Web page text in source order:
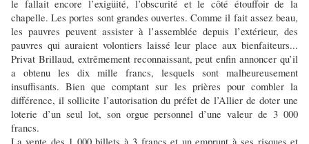
le fallait encore l’exigüité, l’obscurité et le côté étouffoir de la
chapelle. Les portes sont grandes ouvertes. Comme il fait assez beau,
les pauvres peuvent assister à l’assemblée depuis l’extérieur, des
pauvres qui auraient volontiers laissé leur place aux bienfaiteurs...
Privat Brillaud, extrêmement reconnaissant, peut enfin annoncer qu’il
a obtenu les dix mille francs, lesquels sont malheureusement
insuffisants. Bien que comptant sur les prières pour combler la
différence, il sollicite l’autorisation du préfet de l’Allier de doter une
loterie d’un seul lot, son orgue personnel d’une valeur de 3 000
francs.